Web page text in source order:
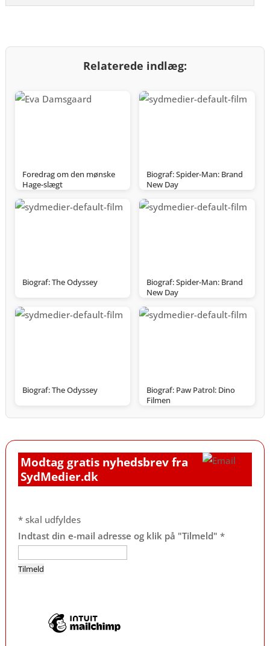
Relaterede indlæg:
Foredrag om den mønske
Hage-slægt
Biograf: Spider-Man: Brand
New Day
Biograf: The Odyssey
Biograf: Spider-Man: Brand
New Day
Biograf: The Odyssey
Biograf: Paw Patrol: Dino
Filmen
Modtag gratis nyhedsbrev fra
SydMedier.dk
*skal udfyldes
Indtast din e-mail adresse og klik på "Tilmeld" *